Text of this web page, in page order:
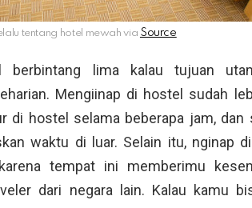
tentang hotel mewah via
berbintang lima kalau tujuan
Mengiinap di hostel sudah
di hostel selama beberapa jam, dan
waktu di luar. Selain itu, nginap
tempat ini memberimu
dari negara lain. Kalau kamu